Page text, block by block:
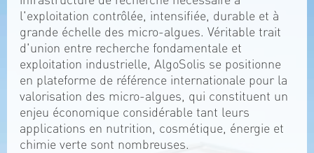
l'exploitation contrôlée, intensifiée, durable et à
grande échelle des micro-algues. Véritable trait
d'union entre recherche fondamentale et
exploitation industrielle, AlgoSolis se positionne
en plateforme de référence internationale pour la
valorisation des micro-algues, qui constituent un
enjeu économique considérable tant leurs
applications en nutrition, cosmétique, énergie et
chimie verte sont nombreuses.